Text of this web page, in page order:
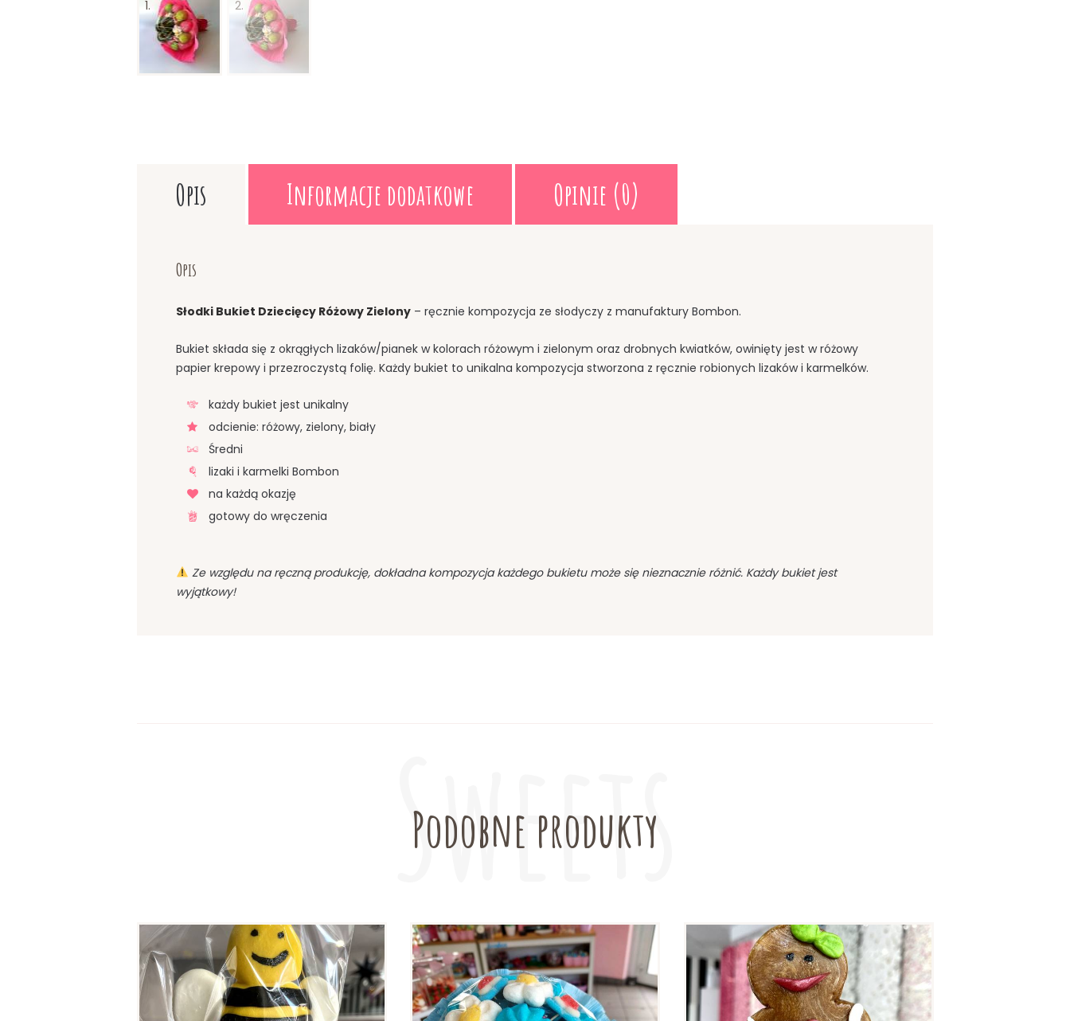
Opis Informacje dodatkowe Opinie (0)
Opis
Słodki Bukiet Dziecięcy Różowy Zielony – ręcznie kompozycja ze słodyczy z manufaktury Bombon.
Bukiet składa się z okrągłych lizaków/pianek w kolorach różowym i zielonym oraz drobnych kwiatków, owinięty jest w różowy
papier krepowy i przezroczystą folię. Każdy bukiet to unikalna kompozycja stworzona z ręcznie robionych lizaków i karmelków.
każdy bukiet jest unikalny
odcienie: różowy, zielony, biały
Średni
lizaki i karmelki Bombon
na każdą okazję
gotowy do wręczenia
Ze względu na ręczną produkcję, dokładna kompozycja każdego bukietu może się nieznacznie różnić. Każdy bukiet jest
wyjątkowy!
Podobne produkty